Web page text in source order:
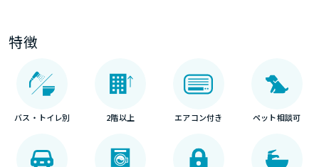
特徴
バス・トイレ別 2階以上 エアコン付き ペット相談可